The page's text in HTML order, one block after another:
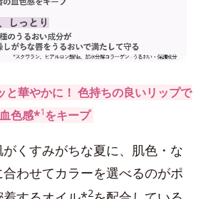
と華やかに！ 色持ちの良いリップで
血色感*1をキープ
くすみがちな夏に、肌色・な
わせてカラーを選べるのがポ
2